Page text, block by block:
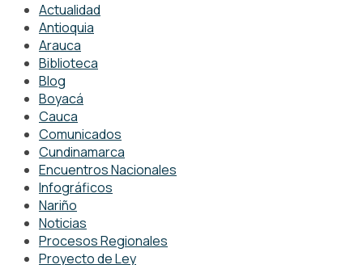
Actualidad
Antioquia
Arauca
Biblioteca
Blog
Boyacá
Cauca
Comunicados
Cundinamarca
Encuentros Nacionales
Infográficos
Nariño
Noticias
Procesos Regionales
Proyecto de Ley